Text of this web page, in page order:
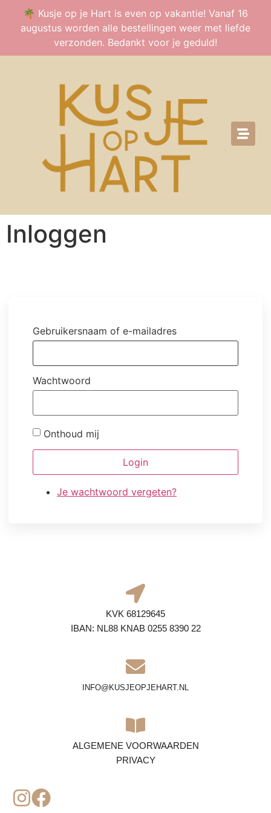
🌴 Kusje op je Hart is even op vakantie! Vanaf 16
augustus worden alle bestellingen weer met liefde
verzonden. Bedankt voor je geduld!
Inloggen
Gebruikersnaam of e-mailadres
Wachtwoord
Onthoud mij
Login
Je wachtwoord vergeten?
KVK 68129645
IBAN: NL88 KNAB 0255 8390 22
INFO@KUSJEOPJEHART.NL
ALGEMENE VOORWAARDEN
PRIVACY